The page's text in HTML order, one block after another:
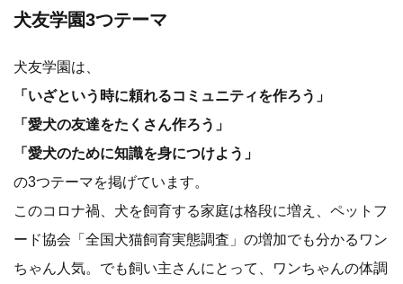
犬友学園3つテーマ
犬友学園は、
「いざという時に頼れるコミュニティを作ろう」
「愛犬の友達をたくさん作ろう」
「愛犬のために知識を身につけよう」
の3つテーマを掲げています。
このコロナ禍、犬を飼育する家庭は格段に増え、ペットフ
ード協会「全国犬猫飼育実態調査」の増加でも分かるワン
ちゃん人気。でも飼い主さんにとって、ワンちゃんの体調